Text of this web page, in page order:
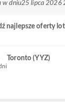
w dniu25 lipca 2026
najlepsze oferty
Toronto (YYZ)